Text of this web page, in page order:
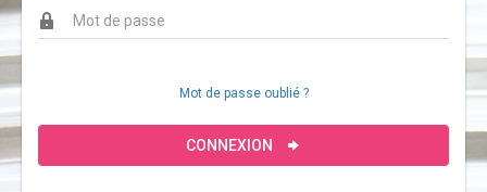
Mot de passe oublié ?
CONNEXION